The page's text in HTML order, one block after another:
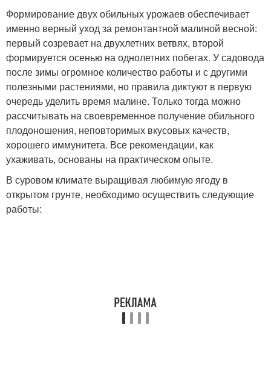
Формирование двух обильных урожаев обеспечивает
именно верный уход за ремонтантной малиной весной:
первый созревает на двухлетних ветвях, второй
формируется осенью на однолетних побегах. У садовода
после зимы огромное количество работы и с другими
полезными растениями, но правила диктуют в первую
очередь уделить время малине. Только тогда можно
рассчитывать на своевременное получение обильного
плодоношения, неповторимых вкусовых качеств,
хорошего иммунитета. Все рекомендации, как
ухаживать, основаны на практическом опыте.
В суровом климате выращивая любимую ягоду в
открытом грунте, необходимо осуществить следующие
работы: